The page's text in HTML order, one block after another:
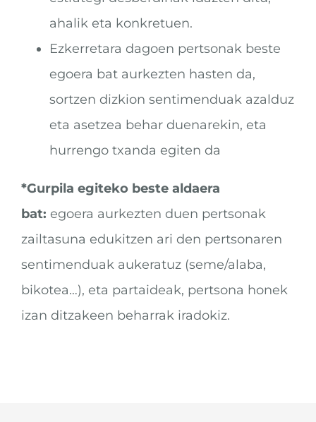
ahalik eta konkretuen.
Ezkerretara dagoen pertsonak beste
egoera bat aurkezten hasten da,
sortzen dizkion sentimenduak azalduz
eta asetzea behar duenarekin, eta
hurrengo txanda egiten da
*Gurpila egiteko beste aldaera
bat: egoera aurkezten duen pertsonak
zailtasuna edukitzen ari den pertsonaren
sentimenduak aukeratuz (seme/alaba,
bikotea…), eta partaideak, pertsona honek
izan ditzakeen beharrak iradokiz.